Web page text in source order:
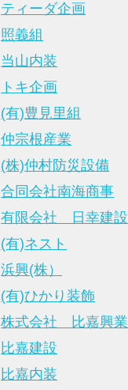
ティーダ企画
照義組
当山内装
トキ企画
(有)豊見里組
仲宗根産業
(株)仲村防災設備
合同会社南海商事
有限会社 日幸建設
(有)ネスト
浜興(株）
(有)ひかり装飾
株式会社 比嘉興業
比嘉建設
比嘉内装